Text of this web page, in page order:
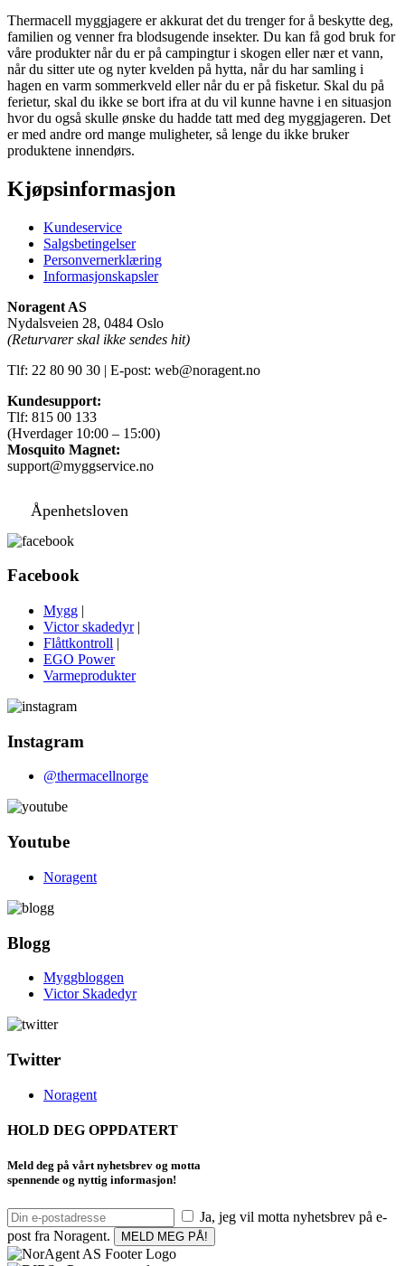
Thermacell myggjagere er akkurat det du trenger for å beskytte deg,
familien og venner fra blodsugende insekter. Du kan få god bruk for
våre produkter når du er på campingtur i skogen eller nær et vann,
når du sitter ute og nyter kvelden på hytta, når du har samling i
hagen en varm sommerkveld eller når du er på fisketur. Skal du på
ferietur, skal du ikke se bort ifra at du vil kunne havne i en situasjon
hvor du også skulle ønske du hadde tatt med deg myggjageren. Det
er med andre ord mange muligheter, så lenge du ikke bruker
produktene innendørs.
Kjøpsinformasjon
Kundeservice
Salgsbetingelser
Personvernerklæring
Informasjonskapsler
Noragent AS
Nydalsveien 28, 0484 Oslo
(Returvarer skal ikke sendes hit)
Tlf: 22 80 90 30 | E-post: web@noragent.no
Kundesupport:
Tlf: 815 00 133
(Hverdager 10:00 – 15:00)
Mosquito Magnet:
support@myggservice.no
Åpenhetsloven
Facebook
Mygg |
Victor skadedyr |
Flåttkontroll |
EGO Power
Varmeprodukter
Instagram
@thermacellnorge
Youtube
Noragent
Blogg
Myggbloggen
Victor Skadedyr
Twitter
Noragent
HOLD DEG OPPDATERT
Meld deg på vårt nyhetsbrev og motta
spennende og nyttig informasjon!
Ja, jeg vil motta nyhetsbrev på e-
post fra Noragent.